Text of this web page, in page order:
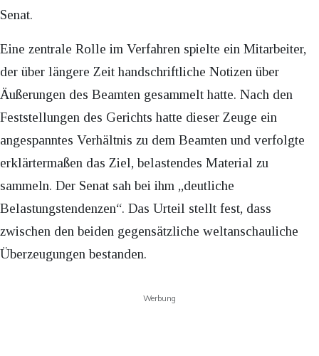
Senat.
Eine zentrale Rolle im Verfahren spielte ein Mitarbeiter,
der über längere Zeit handschriftliche Notizen über
Äußerungen des Beamten gesammelt hatte. Nach den
Feststellungen des Gerichts hatte dieser Zeuge ein
angespanntes Verhältnis zu dem Beamten und verfolgte
erklärtermaßen das Ziel, belastendes Material zu
sammeln. Der Senat sah bei ihm „deutliche
Belastungstendenzen“. Das Urteil stellt fest, dass
zwischen den beiden gegensätzliche weltanschauliche
Überzeugungen bestanden.
Werbung